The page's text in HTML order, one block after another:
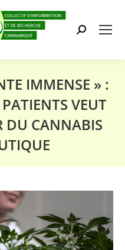
Search:
IMMENSE » :
VEUT
DU CANNABIS